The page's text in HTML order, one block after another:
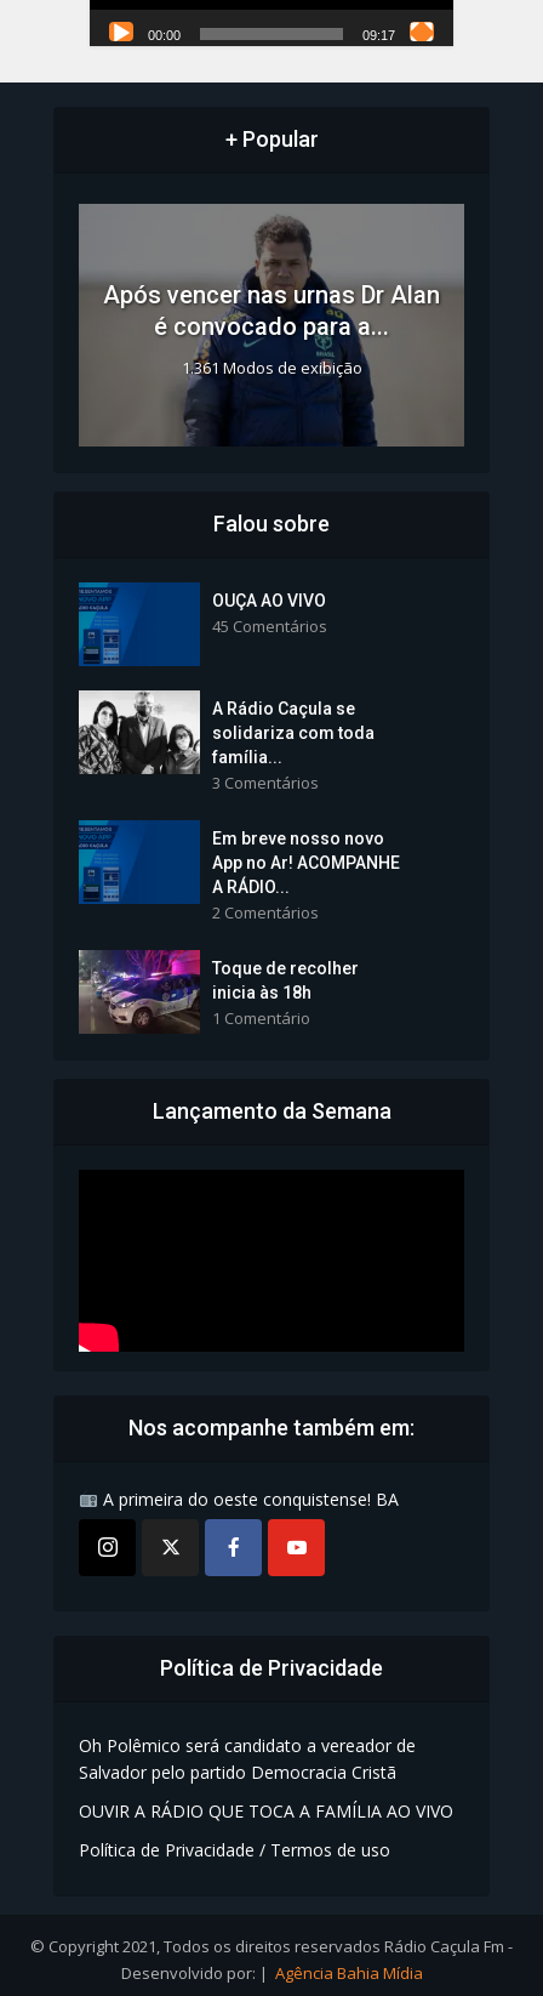
00:00 09:17
+ Popular
Após vencer nas urnas Dr Alan
é convocado para a...
1.361 Modos de exibição
Colégios da Polícia...
Vice-Prefeita Sheila Lemos
tomará posse nesta...
1.101 Modos de exibição
Bahia inicia emissão da
Falou sobre
OUÇA AO VIVO
45 Comentários
A Rádio Caçula se
solidariza com toda
família...
3 Comentários
Em breve nosso novo
App no Ar! ACOMPANHE
A RÁDIO...
2 Comentários
Toque de recolher
inicia às 18h
1 Comentário
Lançamento da Semana
Nos acompanhe também em:
A primeira do oeste conquistense! BA
Política de Privacidade
Oh Polêmico será candidato a vereador de
Salvador pelo partido Democracia Cristã
OUVIR A RÁDIO QUE TOCA A FAMÍLIA AO VIVO
Política de Privacidade / Termos de uso
© Copyright 2021, Todos os direitos reservados Rádio Caçula Fm -
Desenvolvido por: | Agência Bahia Mídia